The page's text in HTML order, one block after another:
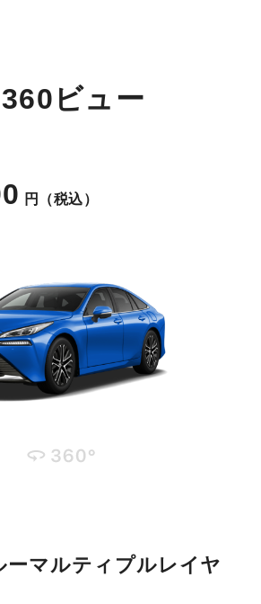
ビュー
円 （税込）
ーマルティプルレイヤ